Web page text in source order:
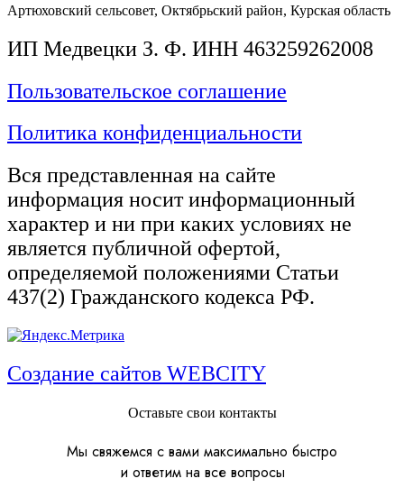
Артюховский сельсовет, Октябрьский район, Курская область
ИП Медвецки З. Ф. ИНН 463259262008
Пользовательское соглашение
Политика конфиденциальности
Вся представленная на сайте
информация носит информационный
характер и ни при каких условиях не
является публичной офертой,
определяемой положениями Статьи
437(2) Гражданского кодекса РФ.
Создание сайтов WEBCITY
Оставьте свои контакты
Мы свяжемся с вами максимально быстро
и ответим на все вопросы